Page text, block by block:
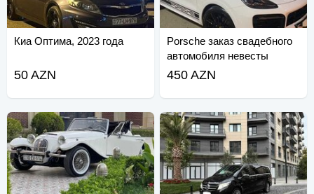
Киа Оптима, 2023 года
50 AZN
Porsche заказ свадебного
автомобиля невесты
450 AZN